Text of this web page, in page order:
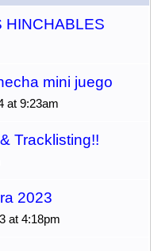
HINCHABLES
mini juego
at 9:23am
Tracklisting!!
2023
at 4:18pm